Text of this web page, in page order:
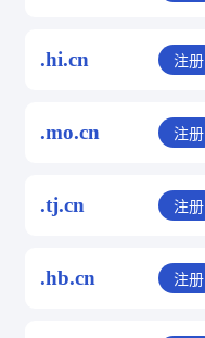
.hi.cn 注册
.mo.cn 注册
.tj.cn 注册
.hb.cn 注册